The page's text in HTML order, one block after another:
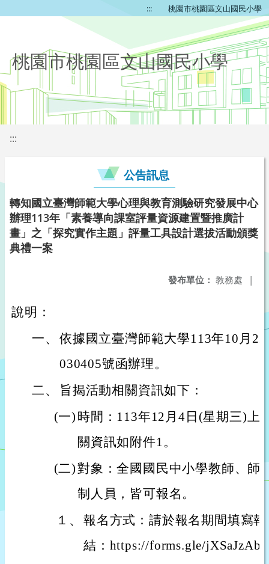
::: 桃園市桃園區文山國民小學
桃園市桃園區文山國民小學
:::
公告訊息
轉知國立臺灣師範大學心理與教育測驗研究發展中心
辦理113年「素養導向課室評量資源建置暨推廣計
畫」之「探究實作主題」評量工具設計選拔活動頒獎
典禮一案
發布單位： 教務處 |
說明：
一、 依據國立臺灣師範大學113年10月
030405號函辦理。
二、
旨揭活動相關資訊如下：
(一) 時間：113年12月4日(星期三)上
關資訊如附件1。
(二)對象：全國國民中小學教師、師
制人員，皆可報名。
１、 報名方式：請於報名期間填寫
結：https://forms.gle/